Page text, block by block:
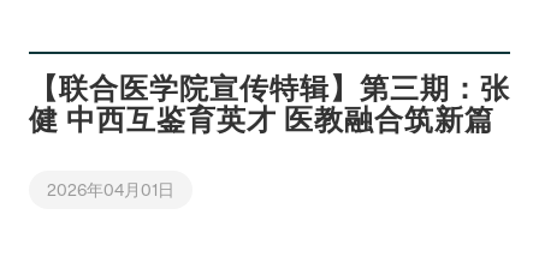
【联合医学院宣传特辑】第三期：张
健 中西互鉴育英才 医教融合筑新篇
2026年04月01日